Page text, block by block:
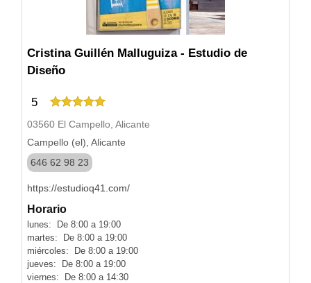
Cristina Guillén Malluguiza - Estudio de
Diseño
5
03560 El Campello, Alicante
Campello (el), Alicante
646 62 98 23
https://estudioq41.com/
Horario
lunes: De 8:00 a 19:00
martes: De 8:00 a 19:00
miércoles: De 8:00 a 19:00
jueves: De 8:00 a 19:00
viernes: De 8:00 a 14:30